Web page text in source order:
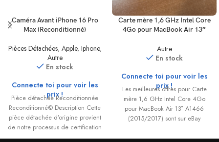
Caméra Avant iPhone 16 Pro
Max (Reconditionné)
Pièces Détachées, Apple, Iphone,
Autre
En stock
Connecte toi pour voir les
prix !
Pièce détachée Reconditionnée
Reconditionné© Description Cette
pièce détachée d’origine provient
de notre processus de certification
Reconditionné©. Chaque
Carte mère 1,6 GHz Intel Core
4Go pour MacBook Air 13″
Autre
En stock
Connecte toi pour voir les
prix !
Les meilleures offres pour Carte
mère 1,6 GHz Intel Core 4Go
pour MacBook Air 13″ A1466
(2015/2017) sont sur eBay